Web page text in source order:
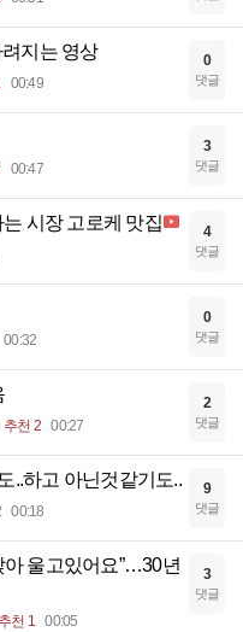
지는 영상
00:49
0
댓글
00:47
3
댓글
시장 고로케 맛집 4
댓글
00:32
0
댓글
추천 2 00:27
2
댓글
..하고 아닌것같기도..
00:18
9
댓글
울고있어요”…30년
추천 1 00:05
3
댓글